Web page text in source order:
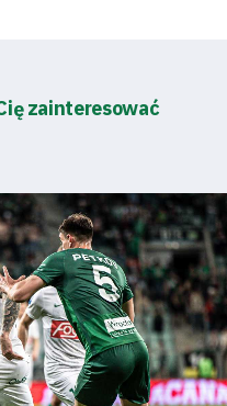
zainteresować